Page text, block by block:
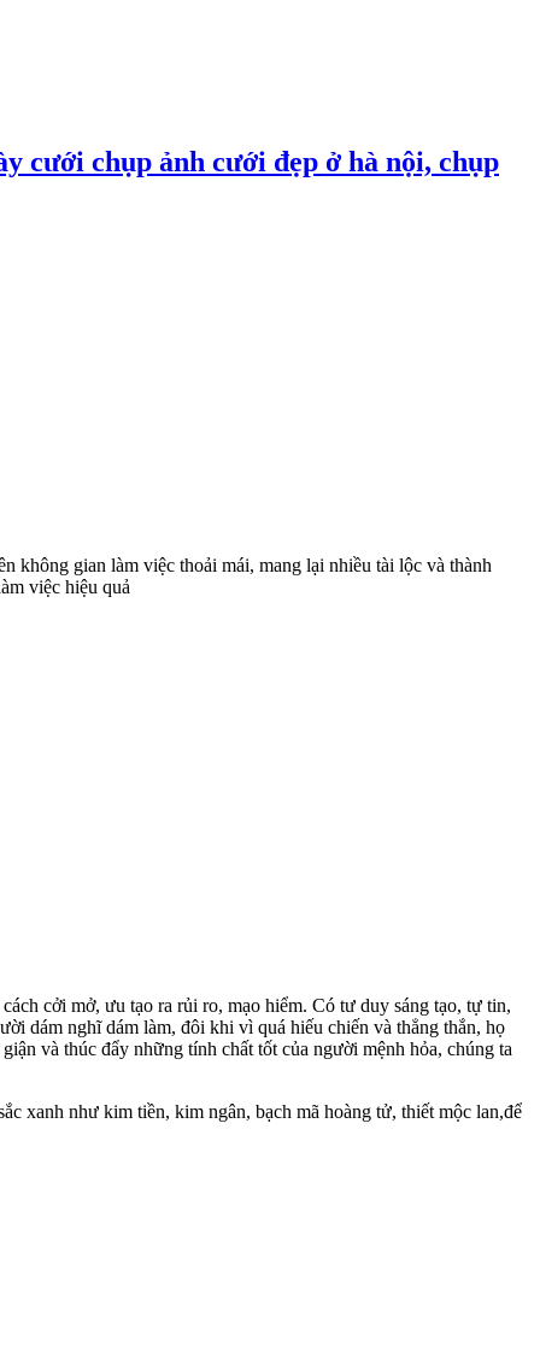
cưới chụp ảnh cưới đẹp ở hà nội, chụp
không gian làm việc thoải mái, mang lại nhiều tài lộc và thành
việc hiệu quả
cởi mở, ưu tạo ra rủi ro, mạo hiểm. Có tư duy sáng tạo, tự tin,
dám nghĩ dám làm, đôi khi vì quá hiếu chiến và thẳng thắn, họ
và thúc đẩy những tính chất tốt của người mệnh hỏa, chúng ta
xanh như kim tiền, kim ngân, bạch mã hoàng tử, thiết mộc lan,để